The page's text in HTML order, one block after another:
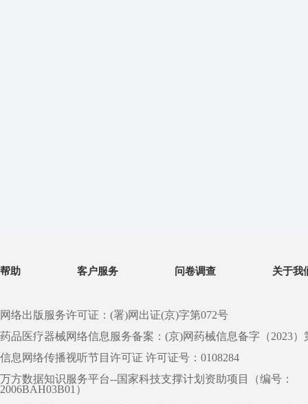
帮助 客户服务 问卷调查 关于我
网络出版服务许可证：(署)网出证(京)字第072号
药品医疗器械网络信息服务备案：(京)网药械信息备字（2023）
信息网络传播视听节目许可证 许可证号：0108284
万方数据知识服务平台--国家科技支撑计划资助项目（编号：
2006BAH03B01）